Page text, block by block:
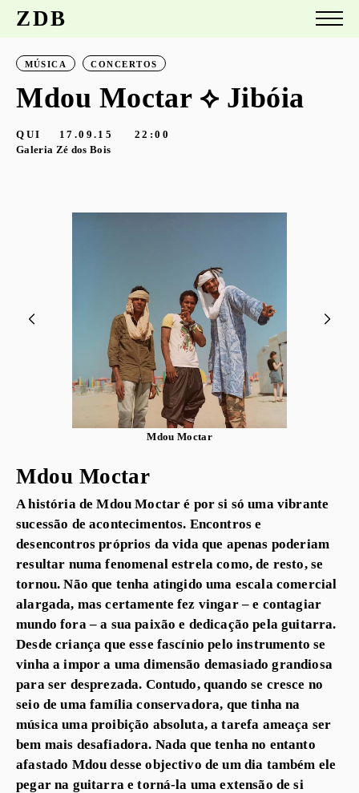
ZDB
MÚSICA CONCERTOS
Mdou Moctar ⟡ Jibóia
QUI 17.09.15
22:00
Galeria Zé dos Bois
Mdou Moctar
Mdou Moctar
A história de Mdou Moctar é por si só uma vibrante
sucessão de acontecimentos. Encontros e
desencontros próprios da vida que apenas poderiam
resultar numa fenomenal estrela como, de resto, se
tornou. Não que tenha atingido uma escala comercial
alargada, mas certamente fez vingar – e contagiar
mundo fora – a sua paixão e dedicação pela guitarra.
Desde criança que esse fascínio pelo instrumento se
vinha a impor a uma dimensão demasiado grandiosa
para ser desprezada. Contudo, quando se cresce no
seio de uma família conservadora, que tinha na
música uma proibição absoluta, a tarefa ameaça ser
bem mais desafiadora. Nada que tenha no entanto
afastado Mdou desse objectivo de um dia também ele
pegar na guitarra e torná-la uma extensão de si